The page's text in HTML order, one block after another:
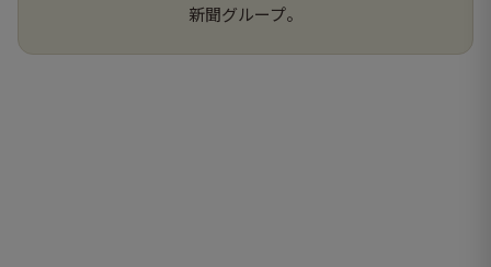
新聞グループ。